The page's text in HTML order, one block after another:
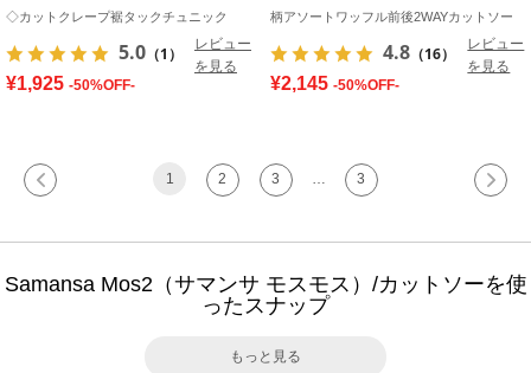
◇カットクレープ裾タックチュニック
5.0 （1）
レビュー
を見る
¥1,925 -50%OFF-
柄アソートワッフル前後2WAYカットソー
4.8 （16）
レビュー
を見る
¥2,145 -50%OFF-
1 2 3 3
Samansa Mos2（サマンサ モスモス）/カットソーを使
ったスナップ
もっと見る